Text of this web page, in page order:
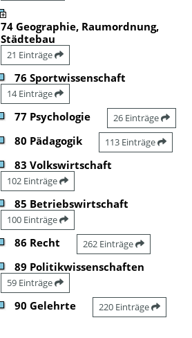
74 Geographie, Raumordnung,
Städtebau
21 Einträge
76 Sportwissenschaft
14 Einträge
77 Psychologie 26 Einträge
80 Pädagogik 113 Einträge
83 Volkswirtschaft
102 Einträge
85 Betriebswirtschaft
100 Einträge
86 Recht 262 Einträge
89 Politikwissenschaften
59 Einträge
90 Gelehrte 220 Einträge